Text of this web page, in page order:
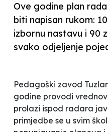
Ove godine plan
biti napisan rukom:
izbornu nastavu i 90
svako odjeljenje
Pedagoški zavod
godine provodi
prolazi ispod radara
primjedbe se u svim